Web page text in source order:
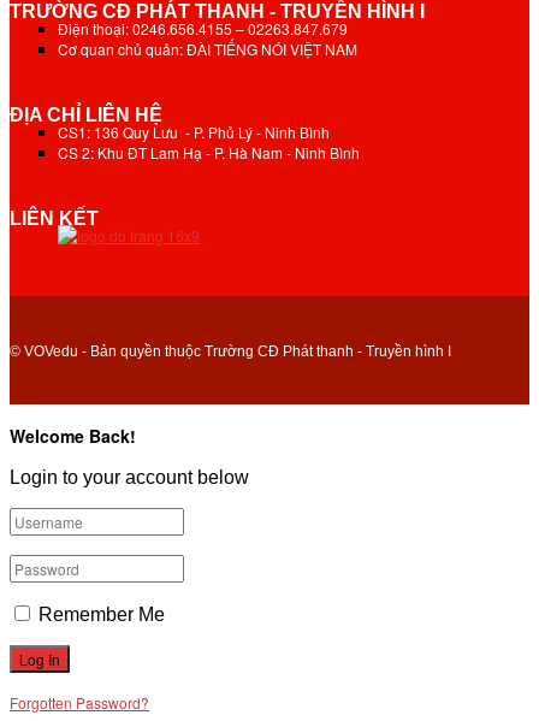
TRƯỜNG CĐ PHÁT THANH - TRUYỀN HÌNH I
Điện thoại: 0246.656.4155 – 02263.847.679
Cơ quan chủ quản: ĐÀI TIẾNG NÓI VIỆT NAM
ĐỊA CHỈ LIÊN HỆ
CS1: 136 Quy Lưu - P. Phủ Lý - Ninh Bình
CS 2: Khu ĐT Lam Hạ - P. Hà Nam - Ninh Bình
LIÊN KẾT
© VOVedu - Bản quyền thuộc Trường CĐ Phát thanh - Truyền hình I
Welcome Back!
Login to your account below
Remember Me
Forgotten Password?